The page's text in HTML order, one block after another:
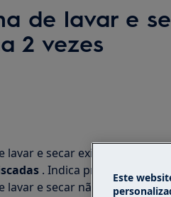
de lavar e
2 vezes
lavar e secar exibe a
. Indica problemas de
lavar e secar não drena
Este